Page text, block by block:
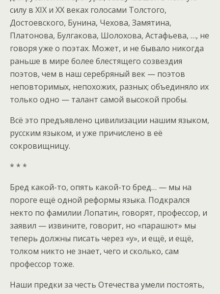
силу в XIX и XX веках голосами Толстого,
Достоевского, Бунина, Чехова, Замятина,
Платонова, Булгакова, Шолохова, Астафьева, …, не
говоря уже о поэтах. Может, и не бывало никогда
раньше в мире более блестящего созвездия
поэтов, чем в наш серебряный век — поэтов
неповторимых, непохожих, разных; объединяло их
только одно — талант самой высокой пробы.
Всё это предъявлено цивилизации нашим языком,
русским языком, и уже причислено в её
сокровищницу.
* * *
Бред какой-то, опять какой-то бред… — мы на
пороге ещё одной реформы языка. Подкрался
некто по фамилии Лопатин, говорят, профессор, и
заявил — извините, говорит, но «парашют» мы
теперь должны писать через «у», и ещё, и ещё,
толком никто не знает, чего и сколько, сам
профессор тоже.
Наши предки за честь Отечества умели постоять,